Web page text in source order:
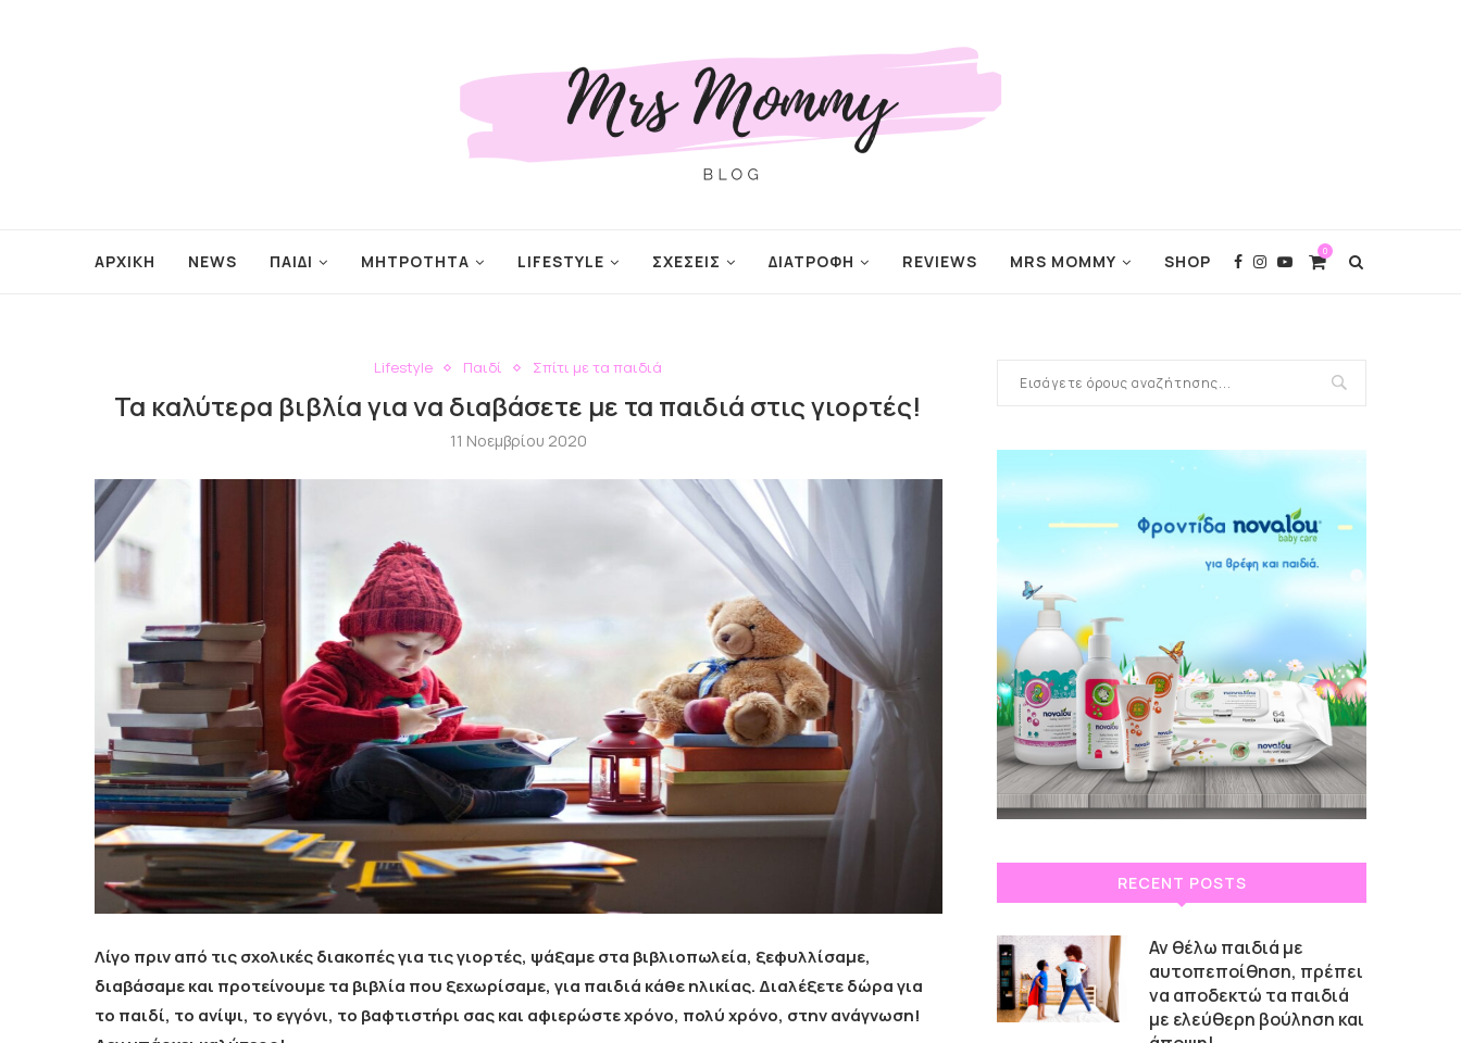
ΑΡΧΙΚΗ NEWS ΠΑΙΔΙ ΜΗΤΡΟΤΗΤΑ LIFESTYLE ΣΧΕΣΕΙΣ ΔΙΑΤΡΟΦΗ REVIEWS MRS MOMMY SHOP
0
Lifestyle Παιδί Σπίτι με τα παιδιά
Τα καλύτερα βιβλία για να διαβάσετε με τα παιδιά στις γιορτές!
11 Νοεμβρίου 2020
Λίγο πριν από τις σχολικές διακοπές για τις γιορτές, ψάξαμε στα βιβλιοπωλεία, ξεφυλλίσαμε,
διαβάσαμε και προτείνουμε τα βιβλία που ξεχωρίσαμε, για παιδιά κάθε ηλικίας. Διαλέξετε δώρα για
το παιδί, το ανίψι, το εγγόνι, το βαφτιστήρι σας και αφιερώστε χρόνο, πολύ χρόνο, στην ανάγνωση!
RECENT POSTS
Αν θέλω παιδιά με
αυτοπεποίθηση, πρέπει
να αποδεκτώ τα παιδιά
με ελεύθερη βούληση και